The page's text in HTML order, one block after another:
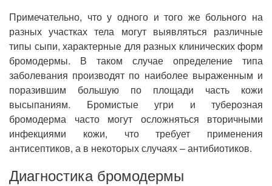
Примечательно, что у одного и того же больного на
разных участках тела могут выявляться различные
типы сыпи, характерные для разных клинических форм
бромодермы. В таком случае определение типа
заболевания производят по наиболее выраженным и
поразившим большую по площади часть кожи
высыпаниям. Бромистые угри и туберозная
бромодерма часто могут осложняться вторичными
инфекциями кожи, что требует применения
антисептиков, а в некоторых случаях – антибиотиков.
Диагностика бромодермы